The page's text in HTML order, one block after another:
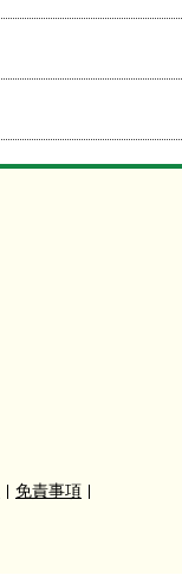
免責事項